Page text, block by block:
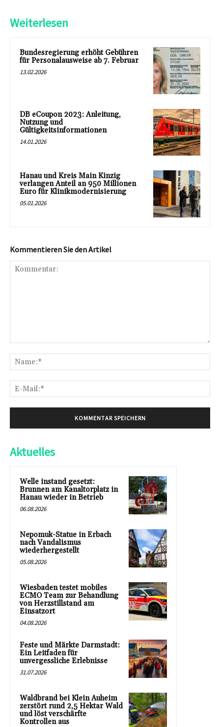
Weiterlesen
Bundesregierung erhöht Gebühren
für Personalausweise ab 7. Februar
13.02.2026
DB eCoupon 2023: Anleitung,
Nutzung und
Gültigkeitsinformationen
14.01.2026
Hanau und Kreis Main Kinzig
verlangen Anteil an 950 Millionen
Euro für Klinikmodernisierung
05.01.2026
Kommentieren Sie den Artikel
Aktuelles
Welle instand gesetzt:
Brunnen am Kanaltorplatz in
Hanau wieder in Betrieb
06.08.2026
Nepomuk-Statue in Erbach
nach Vandalismus
wiederhergestellt
05.08.2026
Wiesbaden testet mobiles
ECMO Team zur Behandlung
von Herzstillstand am
Einsatzort
04.08.2026
Feste und Märkte Darmstadt:
Ein Leitfaden für
unvergessliche Erlebnisse
31.07.2026
Waldbrand bei Klein Auheim
zerstört rund 2,5 Hektar Wald
und löst verschärfte
Kontrollen aus